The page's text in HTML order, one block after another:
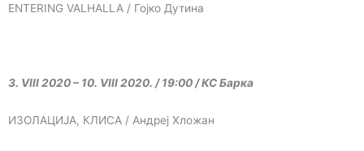
ENTERING VALHALLA / Гојко Дутина
3. VIII 2020 – 10. VIII 2020. / 19:00 / КС Барка
ИЗОЛАЦИЈА, КЛИСА / Андреј Хложан